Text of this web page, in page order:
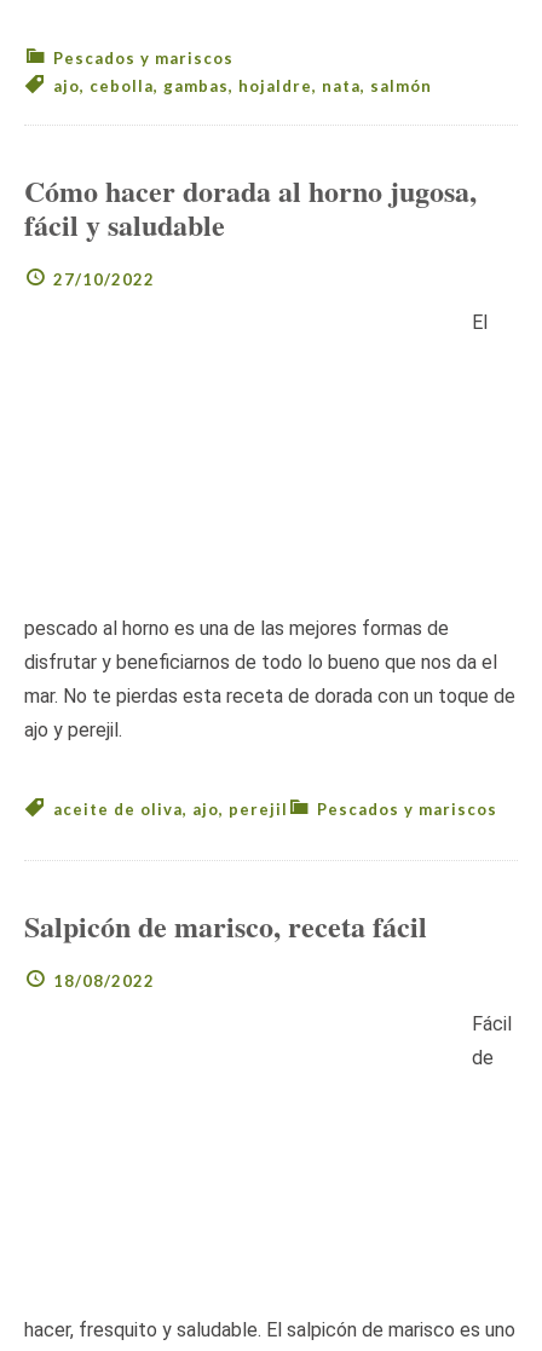
Pescados y mariscos
ajo, cebolla, gambas, hojaldre, nata, salmón
Cómo hacer dorada al horno jugosa,
fácil y saludable
27/10/2022
El
pescado al horno es una de las mejores formas de
disfrutar y beneficiarnos de todo lo bueno que nos da el
mar. No te pierdas esta receta de dorada con un toque de
ajo y perejil.
Pescados y mariscos
aceite de oliva, ajo, perejil
Salpicón de marisco, receta fácil
18/08/2022
Fácil
de
hacer, fresquito y saludable. El salpicón de marisco es uno